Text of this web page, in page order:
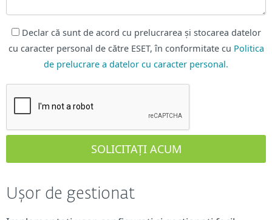
Declar că sunt de acord cu prelucrarea și stocarea datelor
cu caracter personal de către ESET, în conformitate cu Politica
de prelucrare a datelor cu caracter personal.
Ușor de gestionat